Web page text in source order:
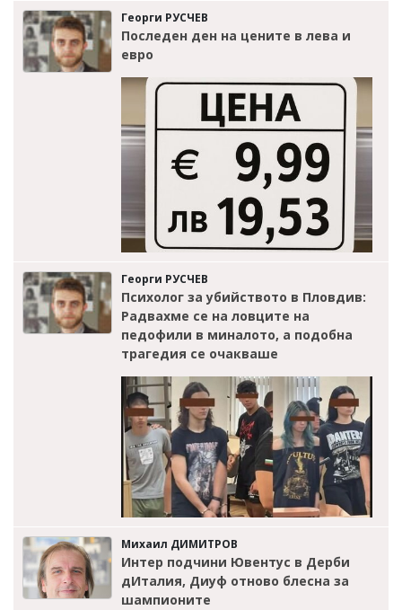
Георги РУСЧЕВ
Последен ден на цените в лева и
евро
Георги РУСЧЕВ
Психолог за убийството в Пловдив:
Радвахме се на ловците на
педофили в миналото, а подобна
трагедия се очакваше
Михаил ДИМИТРОВ
Интер подчини Ювентус в Дерби
дИталия, Диуф отново блесна за
шампионите